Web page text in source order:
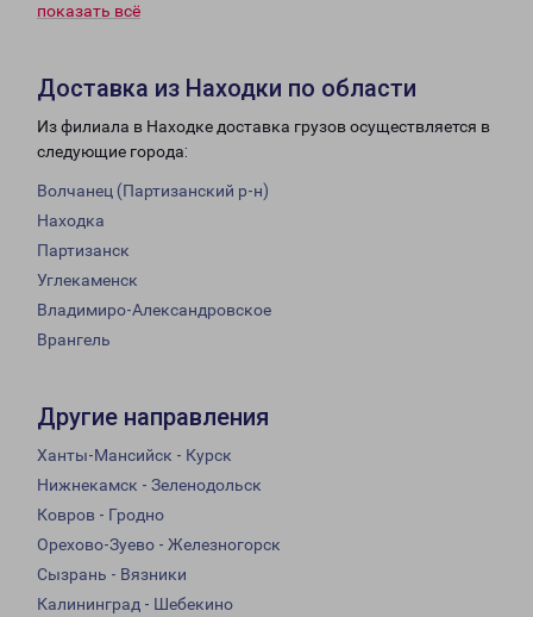
показать всё
Доставка из Находки по области
Из филиала в Находке доставка грузов осуществляется в
следующие города:
Волчанец (Партизанский р-н)
Находка
Партизанск
Углекаменск
Владимиро-Александровское
Врангель
Другие направления
Ханты-Мансийск - Курск
Нижнекамск - Зеленодольск
Ковров - Гродно
Орехово-Зуево - Железногорск
Сызрань - Вязники
Калининград - Шебекино